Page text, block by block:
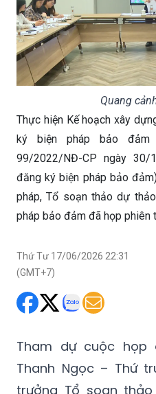
Quang
Thực hiện Kế hoạch xây
ký biện pháp bảo
99/2022/NĐ-CP ngày 30/
đăng ký biện pháp bảo
pháp, Tổ soạn thảo dự
pháp bảo đảm đã họp phiên
Thứ Tư 17/06/2026 22:31
(GMT+7)
Tham dự cuộc họp
Thanh Ngọc – Thứ
trưởng Tổ soạn